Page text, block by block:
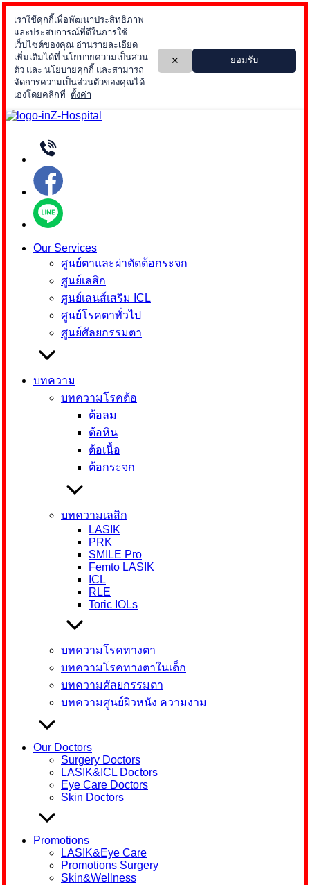
Skip
Our Services
ศูนย์ตาและผ่าตัดต้อกระจก
ศูนย์เลสิก
ศูนย์เลนส์เสริม ICL
ศูนย์โรคตาทั่วไป
ศูนย์ศัลยกรรมตา
บทความ
บทความโรคต้อ
ต้อลม
ต้อหิน
ต้อเนื้อ
ต้อกระจก
บทความเลสิก
LASIK
PRK
SMILE Pro
Femto LASIK
ICL
RLE
Toric IOLs
บทความโรคทางตา
บทความโรคทางตาในเด็ก
บทความศัลยกรรมตา
บทความศูนย์ผิวหนัง ความงาม
Our Doctors
Surgery Doctors
LASIK&ICL Doctors
Eye Care Doctors
Skin Doctors
Promotions
LASIK&Eye Care
Promotions Surgery
Skin&Wellness